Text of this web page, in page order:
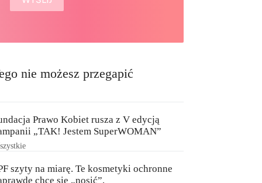
nie możesz przegapić
Prawo Kobiet rusza z V edycją
„TAK! Jestem SuperWOMAN”
szyty na miarę. Te kosmetyki ochronne
chce się „nosić”.